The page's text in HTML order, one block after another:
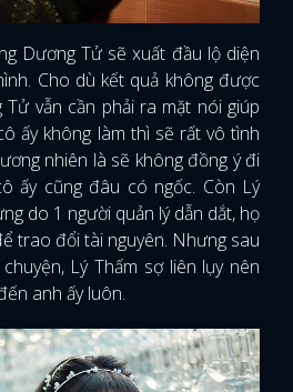
Dương Tử sẽ xuất đầu lộ diện
Cho dù kết quả không được
vẫn cần phải ra mặt nói giúp
ấy không làm thì sẽ rất vô tình
nhiên là sẽ không đồng ý đi
ấy cũng đâu có ngốc. Còn Lý
do 1 người quản lý dẫn dắt, họ
trao đổi tài nguyên. Nhưng sau
Lý Thấm sợ liên lụy nên
anh ấy luôn.